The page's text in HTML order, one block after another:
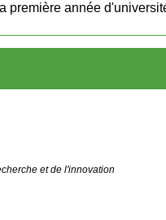
première année
et de l'innovation